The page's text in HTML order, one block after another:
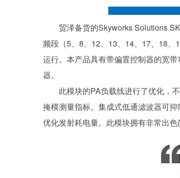
贸泽备货的Skyworks Solutions
频段（5、8、12、13、14、17、18
运行。本产品具有带偏置控制器的宽
器。
此模块的PA负载线进行了优化，
掩模测量指标。集成式低通滤波器可
优化发射耗电量。此模块拥有非常出